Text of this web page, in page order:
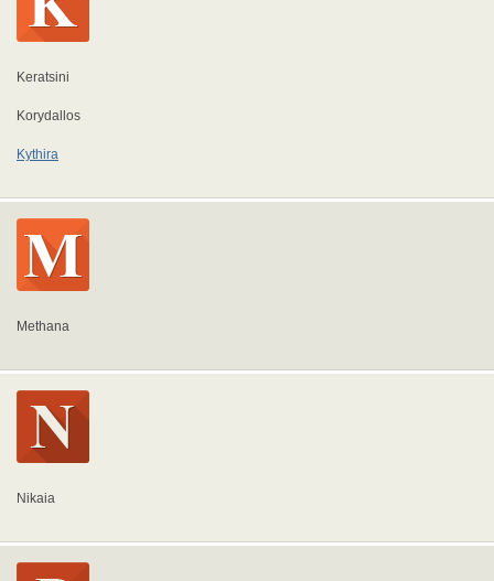
Keratsini
Korydallos
Kythira
Methana
Nikaia